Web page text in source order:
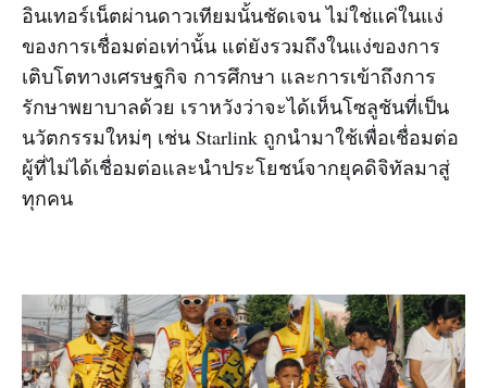
อินเทอร์เน็ตผ่านดาวเทียมนั้นชัดเจน ไม่ใช่แค่ในแง่
ของการเชื่อมต่อเท่านั้น แต่ยังรวมถึงในแง่ของการ
เติบโตทางเศรษฐกิจ การศึกษา และการเข้าถึงการ
รักษาพยาบาลด้วย เราหวังว่าจะได้เห็นโซลูชันที่เป็น
นวัตกรรมใหม่ๆ เช่น Starlink ถูกนำมาใช้เพื่อเชื่อมต่อ
ผู้ที่ไม่ได้เชื่อมต่อและนำประโยชน์จากยุคดิจิทัลมาสู่
ทุกคน